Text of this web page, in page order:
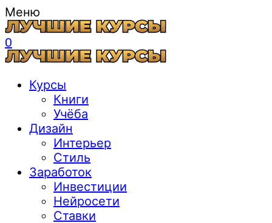
Меню
0
Курсы
Книги
Учёба
Дизайн
Интерьер
Стиль
Заработок
Инвестиции
Нейросети
Ставки